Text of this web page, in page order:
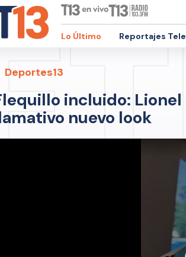
Lo Último Reportajes
Deportes13
incluido:
nuevo look